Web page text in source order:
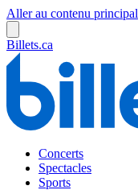
Aller au contenu principal
Billets.ca
Concerts
Spectacles
Sports